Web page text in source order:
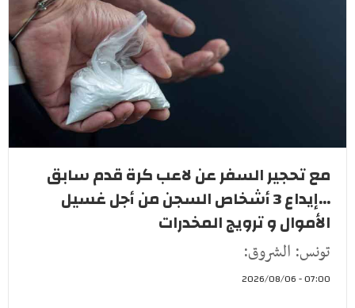
مع تحجير السفر عن لاعب كرة قدم سابق
...إيداع 3 أشخاص السجن من أجل غسيل
الأموال و ترويج المخدرات
تونس: الشروق:
07:00 - 2026/08/06